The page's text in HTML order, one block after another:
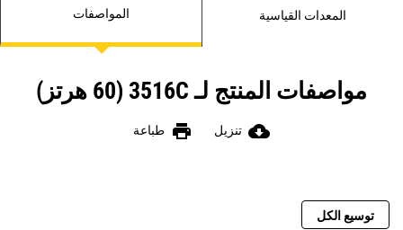
المواصفات المعدات القياسية
مواصفات المنتج لـ 3516C (60 هرتز)
cloud_download تنزيل print طباعة
توسيع الكل